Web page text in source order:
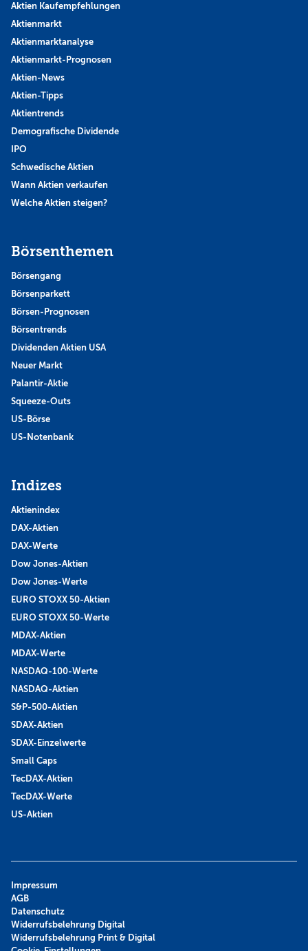
Aktien Kaufempfehlungen
Aktienmarkt
Aktienmarktanalyse
Aktienmarkt-Prognosen
Aktien-News
Aktien-Tipps
Aktientrends
Demografische Dividende
IPO
Schwedische Aktien
Wann Aktien verkaufen
Welche Aktien steigen?
Börsenthemen
Börsengang
Börsenparkett
Börsen-Prognosen
Börsentrends
Dividenden Aktien USA
Neuer Markt
Palantir-Aktie
Squeeze-Outs
US-Börse
US-Notenbank
Indizes
Aktienindex
DAX-Aktien
DAX-Werte
Dow Jones-Aktien
Dow Jones-Werte
EURO STOXX 50-Aktien
EURO STOXX 50-Werte
MDAX-Aktien
MDAX-Werte
NASDAQ-100-Werte
NASDAQ-Aktien
S&P-500-Aktien
SDAX-Aktien
SDAX-Einzelwerte
Small Caps
TecDAX-Aktien
TecDAX-Werte
US-Aktien
Impressum
AGB
Datenschutz
Widerrufsbelehrung Digital
Widerrufsbelehrung Print & Digital